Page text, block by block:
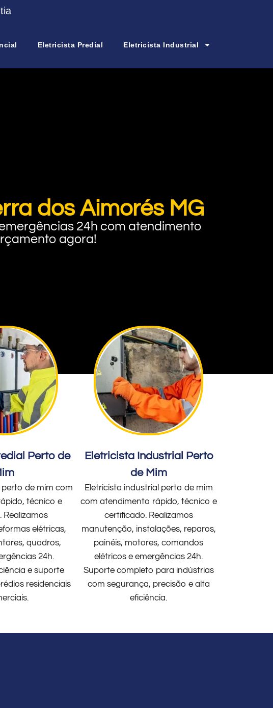
Eletricista Predial Eletricista Industrial
dos Aimorés MG
24h com atendimento
agora!
Perto de
perto de mim com
técnico e
Realizamos
elétricas,
quadros,
24h.
e suporte
residenciais
Eletricista Industrial Perto
de Mim
Eletricista industrial perto de mim
com atendimento rápido, técnico e
certificado. Realizamos
manutenção, instalações, reparos,
painéis, motores, comandos
elétricos e emergências 24h.
Suporte completo para indústrias
com segurança, precisão e alta
eficiência.